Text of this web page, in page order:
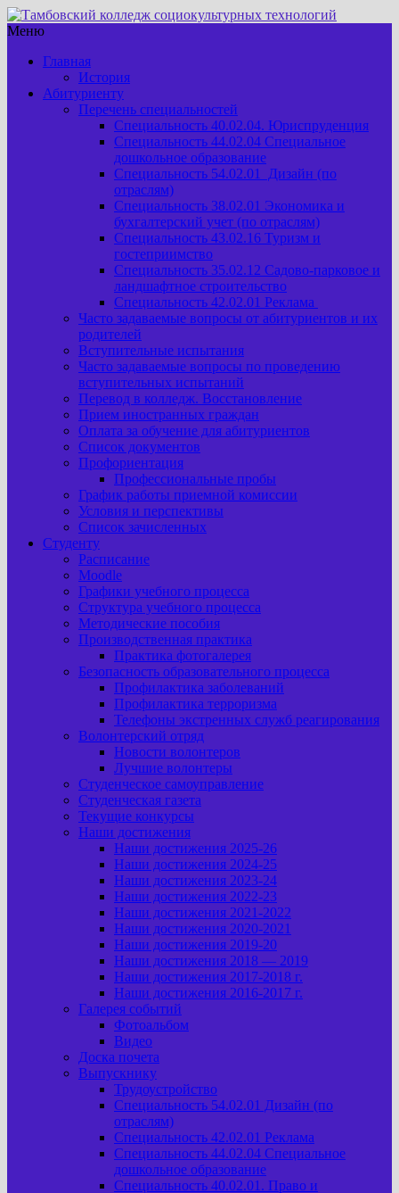
Меню
Главная
История
Абитуриенту
Перечень специальностей
Специальность 40.02.04. Юриспруденция
Специальность 44.02.04 Специальное
дошкольное образование
Специальность 54.02.01 Дизайн (по
отраслям)
Специальность 38.02.01 Экономика и
бухгалтерский учет (по отраслям)
Специальность 43.02.16 Туризм и
гостеприимство
Специальность 35.02.12 Садово-парковое и
ландшафтное строительство
Специальность 42.02.01 Реклама
Часто задаваемые вопросы от абитуриентов и их
родителей
Вступительные испытания
Часто задаваемые вопросы по проведению
вступительных испытаний
Перевод в колледж. Восстановление
Прием иностранных граждан
Оплата за обучение для абитуриентов
Список документов
Профориентация
Профессиональные пробы
График работы приемной комиссии
Условия и перспективы
Список зачисленных
Студенту
Расписание
Moodle
Графики учебного процесса
Структура учебного процесса
Методические пособия
Производственная практика
Практика фотогалерея
Безопасность образовательного процесса
Профилактика заболеваний
Профилактика терроризма
Телефоны экстренных служб реагирования
Волонтерский отряд
Новости волонтеров
Лучшие волонтеры
Студенческое самоуправление
Студенческая газета
Текущие конкурсы
Наши достижения
Наши достижения 2025-26
Наши достижения 2024-25
Наши достижения 2023-24
Наши достижения 2022-23
Наши достижения 2021-2022
Наши достижения 2020-2021
Наши достижения 2019-20
Наши достижения 2018 — 2019
Наши достижения 2017-2018 г.
Наши достижения 2016-2017 г.
Галерея событий
Фотоальбом
Видео
Доска почета
Выпускнику
Трудоустройство
Специальность 54.02.01 Дизайн (по
отраслям)
Специальность 42.02.01 Реклама
Специальность 44.02.04 Специальное
дошкольное образование
Специальность 40.02.01. Право и